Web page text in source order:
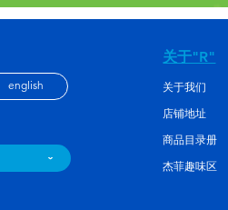
english
关于"R"
关于我们
店铺地址
商品目录册
杰菲趣味区